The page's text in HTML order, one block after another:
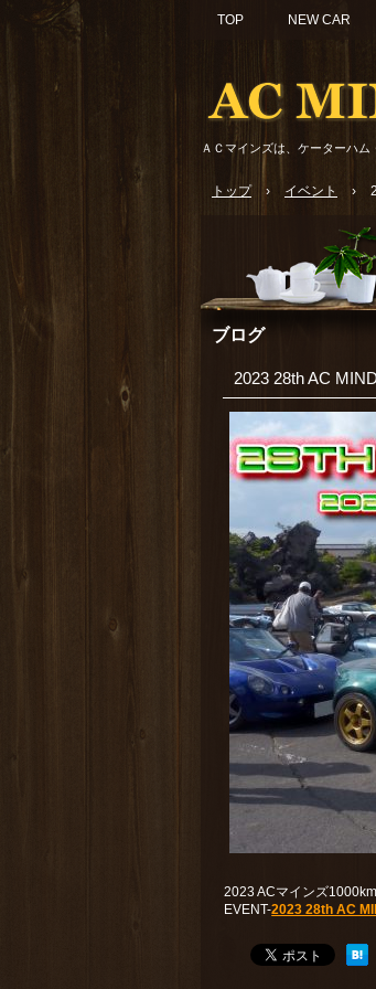
ＡＣマインズは、ケーターハム
TOP NEW CAR
トップ › イベント ›
ブログ
2023 28th AC
2023 ACマインズ
EVENT-2023 28th AC